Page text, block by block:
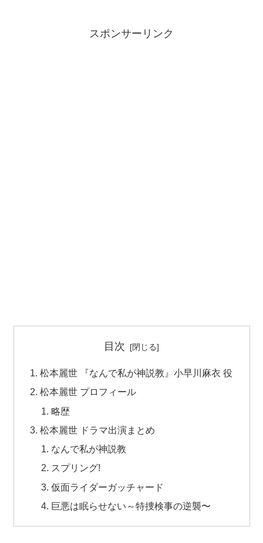
スポンサーリンク
目次
松本麗世 『なんで私が神説教』小早川麻衣 役
松本麗世 プロフィール
略歴
松本麗世 ドラマ出演まとめ
なんで私が神説教
スプリング!
仮面ライダーガッチャード
巨悪は眠らせない～特捜検事の逆襲〜